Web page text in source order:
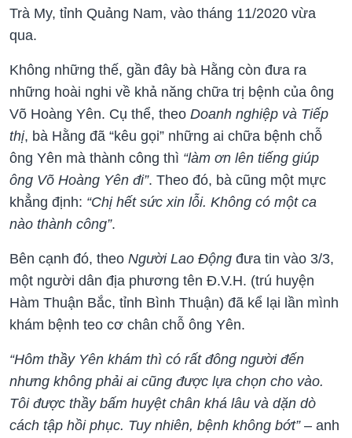
Trà My, tỉnh Quảng Nam, vào tháng 11/2020 vừa
qua.
Không những thế, gần đây bà Hằng còn đưa ra
những hoài nghi về khả năng chữa trị bệnh của ông
Võ Hoàng Yên. Cụ thể, theo Doanh nghiệp và Tiếp
thị, bà Hằng đã “kêu gọi” những ai chữa bệnh chỗ
ông Yên mà thành công thì “làm ơn lên tiếng giúp
ông Võ Hoàng Yên đi”. Theo đó, bà cũng một mực
khẳng định: “Chị hết sức xin lỗi. Không có một ca
nào thành công”.
Bên cạnh đó, theo Người Lao Động đưa tin vào 3/3,
một người dân địa phương tên Đ.V.H. (trú huyện
Hàm Thuận Bắc, tỉnh Bình Thuận) đã kể lại lần mình
khám bệnh teo cơ chân chỗ ông Yên.
“Hôm thầy Yên khám thì có rất đông người đến
nhưng không phải ai cũng được lựa chọn cho vào.
Tôi được thầy bấm huyệt chân khá lâu và dặn dò
cách tập hồi phục. Tuy nhiên, bệnh không bớt”– anh